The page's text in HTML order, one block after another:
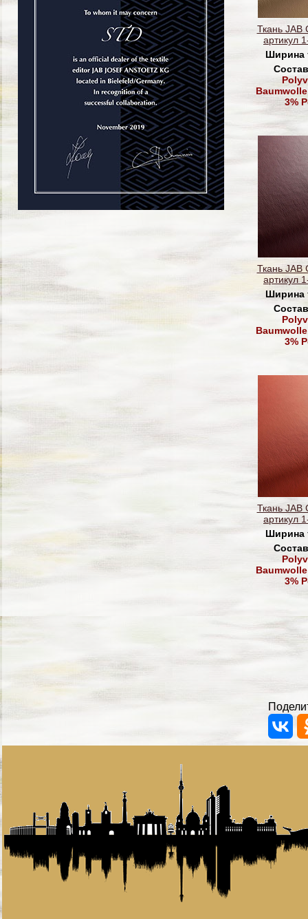
Ткань JAB
артикул
Ширина
3%
Ткань JAB
артикул
Ширина
3%
Ткань JAB
артикул
Ширина
3%